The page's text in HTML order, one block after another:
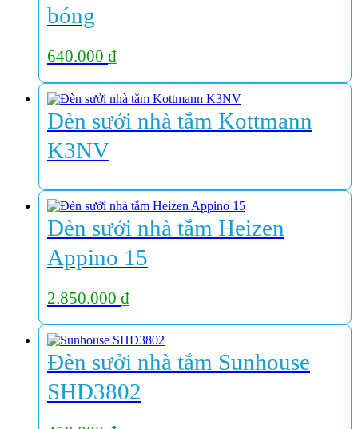
bóng
640.000 ₫
Đèn sưởi nhà tắm Kottmann
K3NV
Đèn sưởi nhà tắm Heizen
Appino 15
2.850.000 ₫
Đèn sưởi nhà tắm Sunhouse
SHD3802